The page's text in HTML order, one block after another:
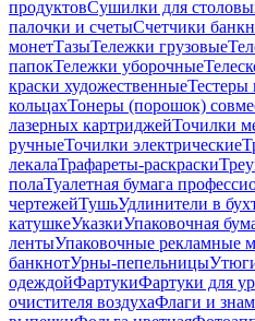
продуктовСушилки для
палочки и счетыСчетчики
монетТазыТележки грузовые
папокТележки уборочные
краски художественныеТестеры
кольцахТонеры (порошок)
лазерных картриджейТочилки
ручныеТочилки электрические
лекалаТрафареты-раскраски
полаТуалетная бумага
чертежейТушьУдлинители в
катушкеУказкиУпаковочная
лентыУпаковочные рекламные
банкнотУрны-пепельницы
одеждойФартукиФартуки для
очистителя воздухаФлаги и